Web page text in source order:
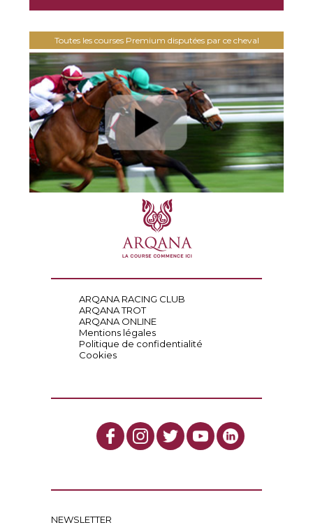
Toutes les courses Premium disputées par ce cheval
ARQANA RACING CLUB
ARQANA TROT
ARQANA ONLINE
Mentions légales
Politique de confidentialité
Cookies
NEWSLETTER